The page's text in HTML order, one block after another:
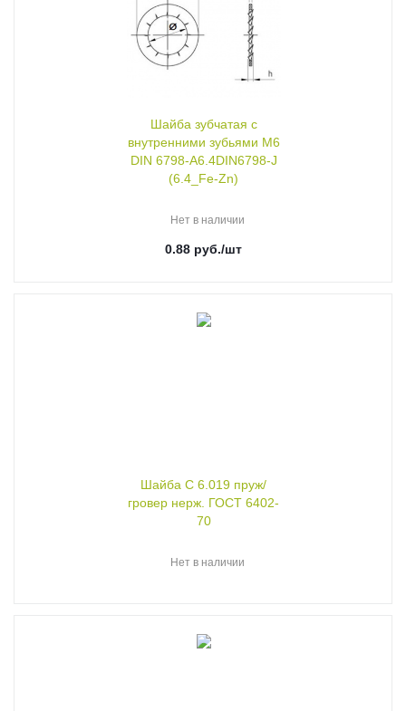
Шайба зубчатая с
внутренними зубьями М6
DIN 6798-A6.4DIN6798-J
(6.4_Fe-Zn)
Нет в наличии
0.88 руб./шт
Шайба C 6.019 пруж/
гровер нерж. ГОСТ 6402-
70
Нет в наличии